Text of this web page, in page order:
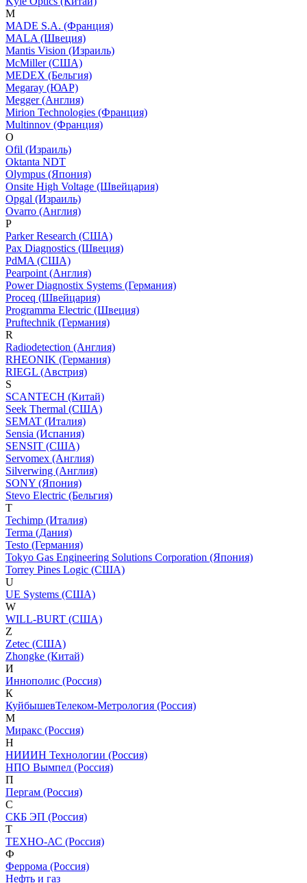
M
MADE S.A. (Франция)
MALA (Швеция)
Mantis Vision (Израиль)
McMiller (США)
MEDEX (Бельгия)
Megaray (ЮАР)
Megger (Англия)
Mirion Technologies (Франция)
Multinnov (Франция)
O
Ofil (Израиль)
Oktanta NDT
Olympus (Япония)
Onsite High Voltage (Швейцария)
Opgal (Израиль)
Ovarro (Англия)
P
Parker Research (США)
Pax Diagnostics (Швеция)
PdMA (США)
Pearpoint (Англия)
Power Diagnostix Systems (Германия)
Proceq (Швейцария)
Programma Electric (Швеция)
Pruftechnik (Германия)
R
Radiodetection (Англия)
RHEONIK (Германия)
RIEGL (Австрия)
S
SCANTECH (Китай)
Seek Thermal (США)
SEMAT (Италия)
Sensia (Испания)
SENSIT (США)
Servomex (Англия)
Silverwing (Англия)
SONY (Япония)
Stevo Electric (Бельгия)
T
Techimp (Италия)
Terma (Дания)
Testo (Германия)
Tokyo Gas Engineering Solutions Corporation (Япония)
Torrey Pines Logic (США)
U
UE Systems (США)
W
WILL-BURT (США)
Z
Zetec (США)
Zhongke (Китай)
И
Иннополис (Россия)
К
КуйбышевТелеком-Метрология (Россия)
М
Миракс (Россия)
Н
НИИИН Технологии (Россия)
НПО Вымпел (Россия)
П
Пергам (Россия)
С
СКБ ЭП (Россия)
Т
ТЕХНО-АС (Россия)
Ф
Феррома (Россия)
Нефть и газ